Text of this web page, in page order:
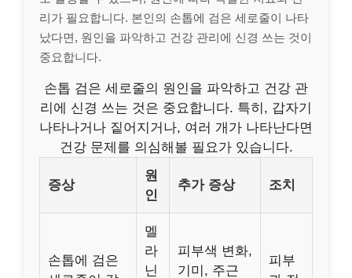
리가 필요합니다. 본인의 손톱에 검은 세로줄이 나타
났다면, 원인을 파악하고 건강 관리에 신경 쓰는 것이
중요합니다.
손톱 검은 세로줄의 원인을 파악하고 건강 관
리에 신경 쓰는 것은 중요합니다. 특히, 갑자기
나타나거나 짙어지거나, 여러 개가 나타난다면
건강 문제를 의심해볼 필요가 있습니다.
증상
원
인
추가 증상 조치
손톱에 검은
멜
라
닌
피부색 변화,
기미, 주근
피부